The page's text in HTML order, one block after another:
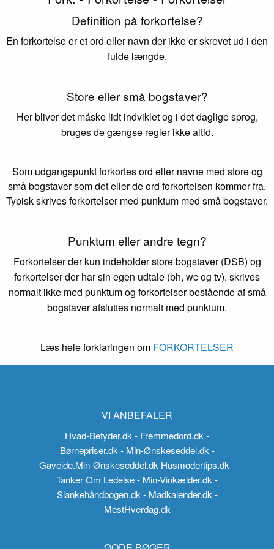
Definition på forkortelse?
En forkortelse er et ord eller navn der ikke er skrevet ud i den
fulde længde.
Store eller små bogstaver?
Her bliver det måske lidt indviklet og i det daglige sprog,
bruges de gængse regler ikke altid.
Som udgangspunkt forkortes ord eller navne med store og
små bogstaver som det eller de ord forkortelsen kommer fra.
Typisk skrives forkortelser med punktum med små bogstaver.
Punktum eller andre tegn?
Forkortelser der kun indeholder store bogstaver (DSB) og
forkortelser der har sin egen udtale (bh, wc og tv), skrives
normalt ikke med punktum og forkortelser bestående af små
bogstaver afsluttes normalt med punktum.
Læs hele forklaringen om FORKORTELSER
VI ANBEFALER
Hvad-Betyder.dk- Fremmedord.dk-
Børnepriser.dk - Min-Ønskeseddel.dk -
Gaveide.Min-Ønskeseddel.dk Husmodertips.dk-
Tanker Om Ledelse- Min-Vinkælder.dk-
Slankehåndbogen.dk - Madkalender.dk -
MestHverdag.dk